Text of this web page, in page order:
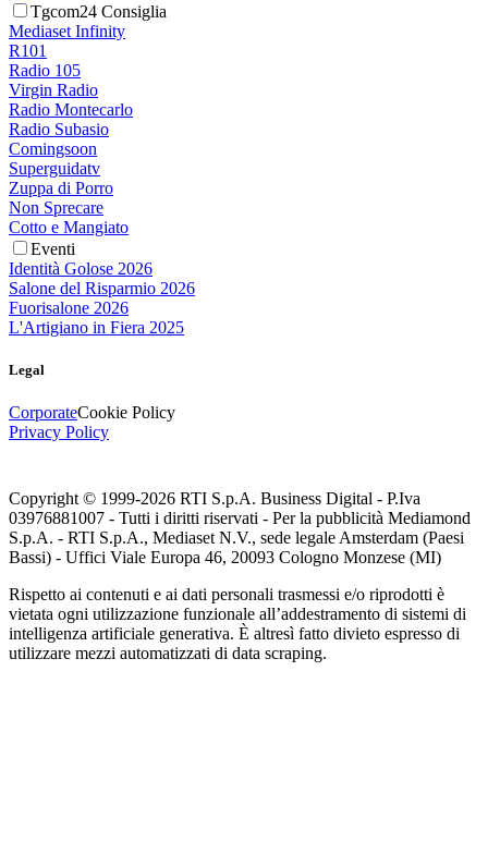
Tgcom24 Consiglia
Mediaset Infinity
R101
Radio 105
Virgin Radio
Radio Montecarlo
Radio Subasio
Comingsoon
Superguidatv
Zuppa di Porro
Non Sprecare
Cotto e Mangiato
Eventi
Identità Golose 2026
Salone del Risparmio 2026
Fuorisalone 2026
L'Artigiano in Fiera 2025
Legal
CorporateCookie Policy
Privacy Policy
Copyright © 1999-2026 RTI S.p.A. Business Digital - P.Iva
03976881007 - Tutti i diritti riservati - Per la pubblicità Mediamond
S.p.A. - RTI S.p.A., Mediaset N.V., sede legale Amsterdam (Paesi
Bassi) - Uffici Viale Europa 46, 20093 Cologno Monzese (MI)
Rispetto ai contenuti e ai dati personali trasmessi e/o riprodotti è
vietata ogni utilizzazione funzionale all’addestramento di sistemi di
intelligenza artificiale generativa. È altresì fatto divieto espresso di
utilizzare mezzi automatizzati di data scraping.